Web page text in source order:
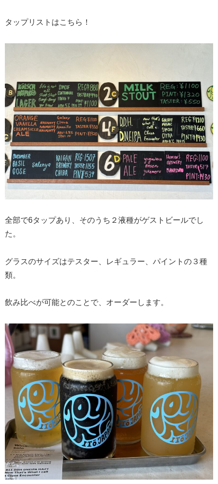
タップリストはこちら！
全部で6タップあり、そのうち２液種がゲストビールでし
た。
グラスのサイズはテスター、レギュラー、パイントの３種
類。
飲み比べが可能とのことで、オーダーします。